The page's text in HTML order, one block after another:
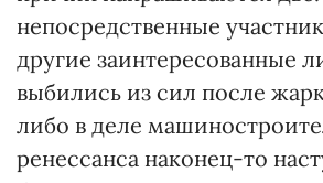
непосредственные
другие заинтересованные
выбились из сил после
либо в деле
ренессанса наконец-то